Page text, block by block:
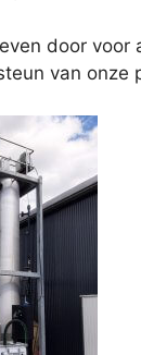
door voor
van onze